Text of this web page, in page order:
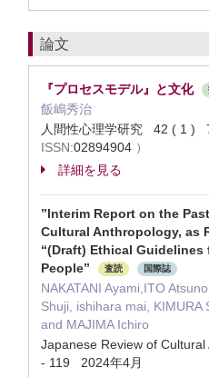
論文
『プロセスモデル』と文化
飯嶋秀治
人間性心理学研究 42 ( 1
ISSN:02894904 ）
詳細を見る
”Interim Report on the
Cultural Anthropology, as
“(Draft) Ethical
People”
査読 国際誌
NAKATANI Ayami,ITO
Shuji, ishihara mai, KIMURA
and MAJIMA Ichiro
Japanese Review of
- 119 2024年4月